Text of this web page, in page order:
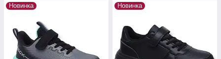
Новинка Новинка